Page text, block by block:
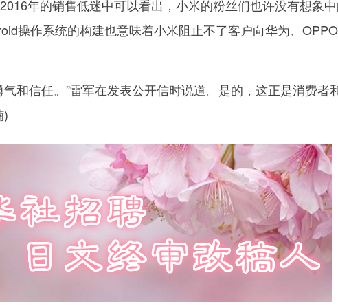
年的销售低迷中可以看出，小米的粉丝们也许没有想象
操作系统的构建也意味着小米阻止不了客户向华为、
和信任。”雷军在发表公开信时说道。是的，这正是消费者
)